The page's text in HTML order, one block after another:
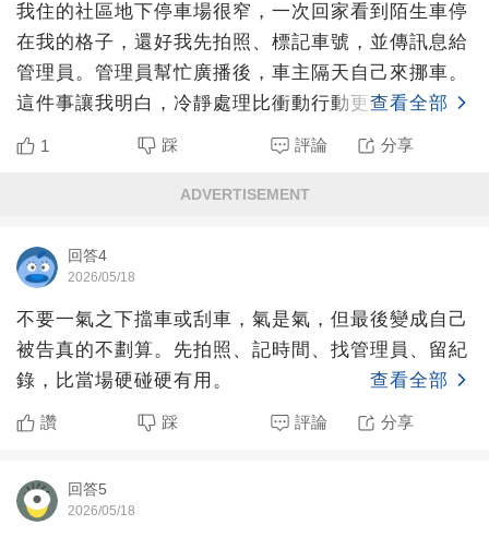
我住的社區地下停車場很窄，一次回家看到陌生車停
在我的格子，還好我先拍照、標記車號，並傳訊息給
管理員。管理員幫忙廣播後，車主隔天自己來挪車。
這件事讓我明白，冷靜處理比衝動行動更有利，也避
免衝突升級。
查看全部
1 踩 評論 分享
ADVERTISEMENT
回答4
2026/05/18
不要一氣之下擋車或刮車，氣是氣，但最後變成自己
被告真的不劃算。先拍照、記時間、找管理員、留紀
錄，比當場硬碰硬有用。
查看全部
讚 踩 評論 分享
回答5
2026/05/18